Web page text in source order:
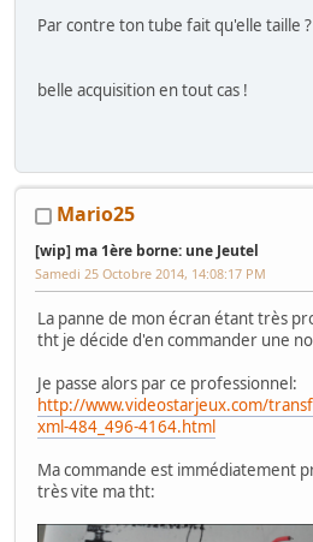
Par contre ton tube fait qu'elle taille
belle acquisition en tout cas !
Mario25
[wip] ma 1ère borne: une Jeutel
Samedi 25 Octobre 2014, 14:08:17 PM
La panne de mon écran étant très
tht je décide d'en commander une
Je passe alors par ce professionnel:
http://www.videostarjeux.com/
xml-484_496-4164.html
Ma commande est immédiatement
très vite ma tht: